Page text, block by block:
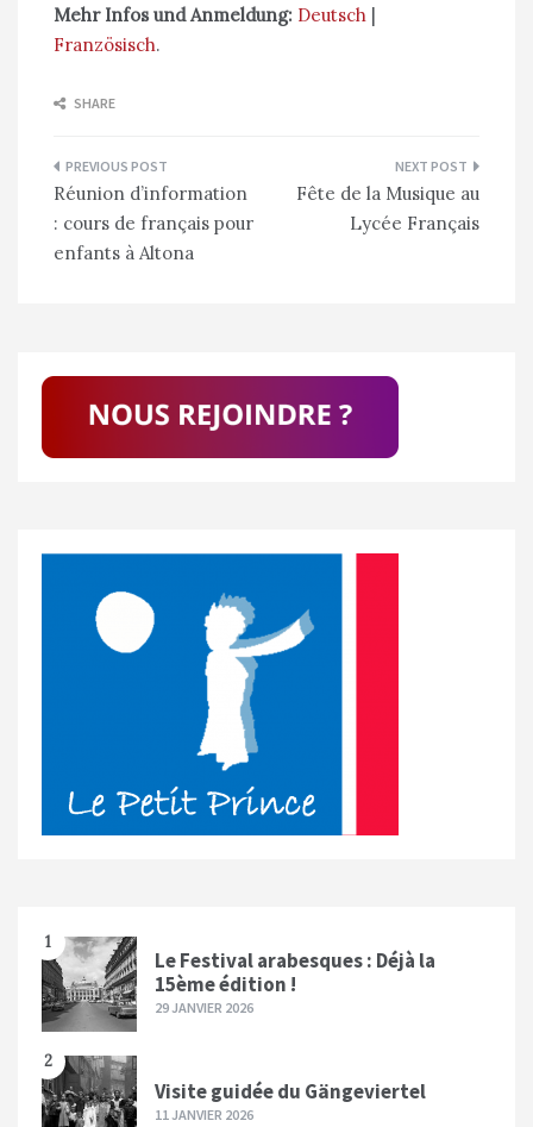
Mehr Infos und Anmeldung: Deutsch |
Französisch.
SHARE
Navigation
de
l’article
Réunion d’information
: cours de français pour
enfants à Altona
Fête de la Musique au
Lycée Français
1
Le Festival arabesques : Déjà la
15ème édition !
29 JANVIER 2026
2
Visite guidée du Gängeviertel
11 JANVIER 2026